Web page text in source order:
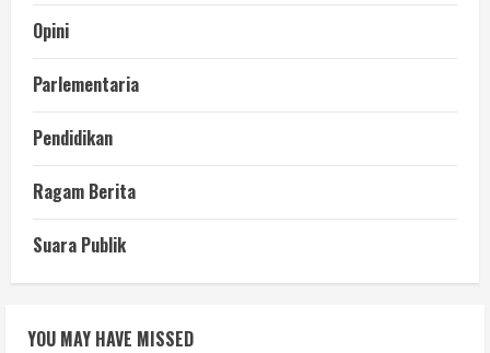
Opini
Parlementaria
Pendidikan
Ragam Berita
Suara Publik
YOU MAY HAVE MISSED